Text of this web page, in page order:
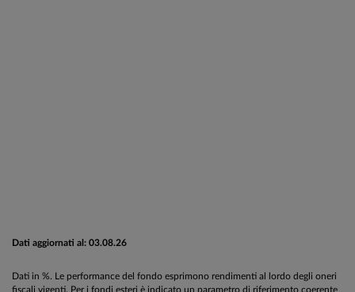
Dati aggiornati al: 03.08.26
Dati in %. Le performance del fondo esprimono rendimenti al lordo degli oneri
fiscali vigenti. Per i fondi esteri è indicato un parametro di riferimento coerente